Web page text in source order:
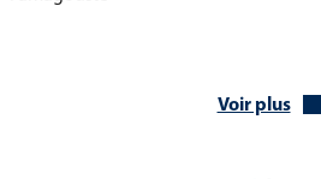
notamment associée à la déesse
Voir plus